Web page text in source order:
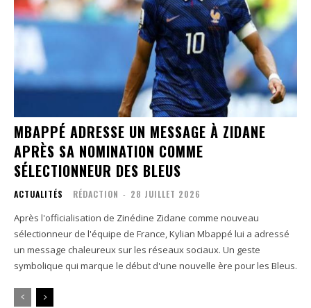
MBAPPÉ ADRESSE UN MESSAGE À ZIDANE
APRÈS SA NOMINATION COMME
SÉLECTIONNEUR DES BLEUS
ACTUALITÉS RÉDACTION - 28 JUILLET 2026
Après l'officialisation de Zinédine Zidane comme nouveau
sélectionneur de l'équipe de France, Kylian Mbappé lui a adressé
un message chaleureux sur les réseaux sociaux. Un geste
symbolique qui marque le début d'une nouvelle ère pour les Bleus.